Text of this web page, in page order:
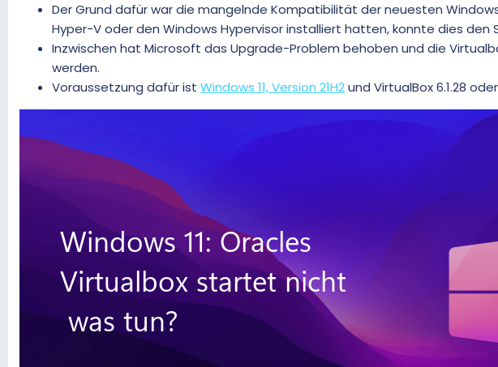
Der Grund dafür war die mangelnde Kompatibilität der neuesten
Hyper-V oder den Windows Hypervisor installiert hatten, konnte dies den
Inzwischen hat Microsoft das Upgrade-Problem behoben und die
werden.
Voraussetzung dafür ist Windows 11, Version 21H2und VirtualBox 6.1.28